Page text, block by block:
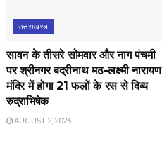
उत्तराखण्ड
सावन के तीसरे सोमवार और नाग पंचमी
पर श्रीनगर बद्रीनाथ मठ-लक्ष्मी नारायण
मंदिर में होगा 21 फलों के रस से दिव्य
रुद्राभिषेक
AUGUST 2, 2026